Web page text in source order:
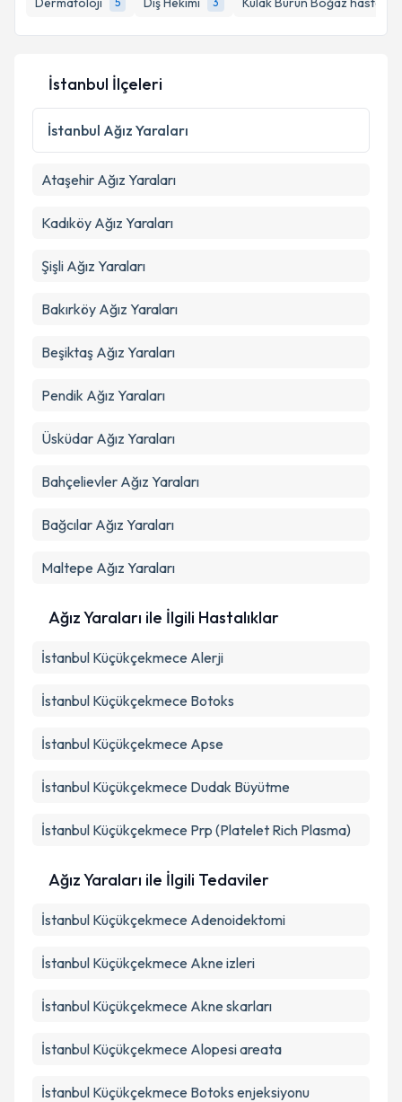
E-posta Adresiniz
Kişisel verilerimin işlenmesine ilişkinAydınlatma
Metni'ni okudum ve kişisel verilerimin belirtilen
kapsamda işlenmesini kabul ediyorum.
İstanbul İlçeleri
İstanbul Ağız Yaraları
Ataşehir Ağız Yaraları
Kadıköy Ağız Yaraları
Şişli Ağız Yaraları
Bakırköy Ağız Yaraları
Beşiktaş Ağız Yaraları
Pendik Ağız Yaraları
Üsküdar Ağız Yaraları
Bahçelievler Ağız Yaraları
Bağcılar Ağız Yaraları
Maltepe Ağız Yaraları
Ağız Yaraları ile İlgili Hastalıklar
İstanbul Küçükçekmece Alerji
İstanbul Küçükçekmece Botoks
İstanbul Küçükçekmece Apse
İstanbul Küçükçekmece Dudak Büyütme
İstanbul Küçükçekmece Prp (Platelet Rich Plasma)
Ağız Yaraları ile İlgili Tedaviler
İstanbul Küçükçekmece Adenoidektomi
İstanbul Küçükçekmece Akne izleri
İstanbul Küçükçekmece Akne skarları
İstanbul Küçükçekmece Alopesi areata
İstanbul Küçükçekmece Botoks enjeksiyonu